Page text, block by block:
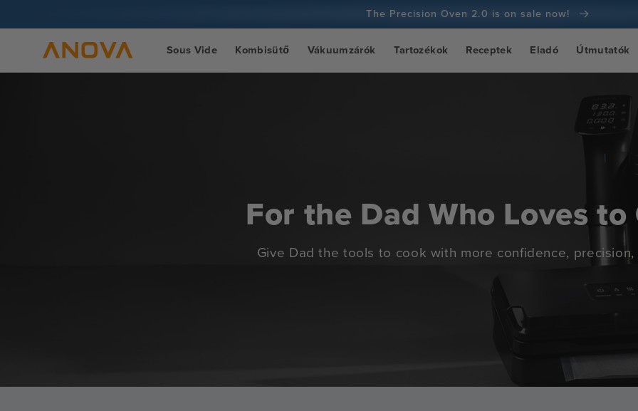
The Precision Oven 2.0 is on sale now!
100+ millió szakács és egyre több
Sous Vide Kombisütő Vákuumzárók Tartozékok Receptek Eladó Útmutatók
For the Dad Who Loves to
Give Dad the tools to cook with more confidence, precision,